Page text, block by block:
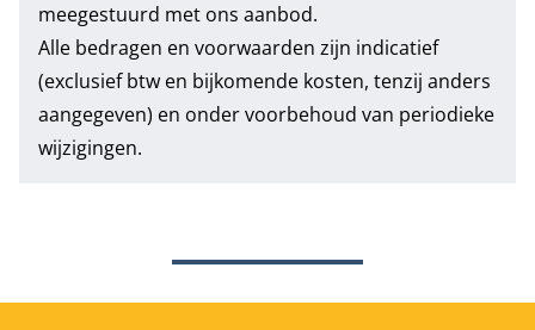
meegestuurd met ons aanbod.
Alle bedragen en voorwaarden zijn indicatief
(exclusief btw en bijkomende kosten, tenzij anders
aangegeven) en onder voorbehoud van periodieke
wijzigingen.